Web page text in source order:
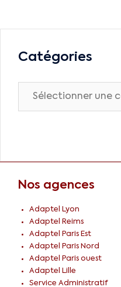
Catégories
Nos agences
Adaptel Lyon
Adaptel Reims
Adaptel Paris Est
Adaptel Paris Nord
Adaptel Paris ouest
Adaptel Lille
Service Administratif